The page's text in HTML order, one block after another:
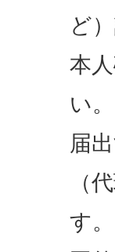
ど
本
い。
届
（
す